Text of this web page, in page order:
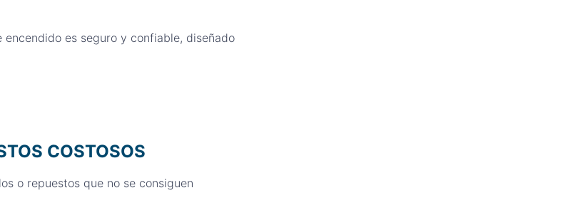
encendido es seguro y confiable, diseñado
COSTOSOS
o repuestos que no se consiguen